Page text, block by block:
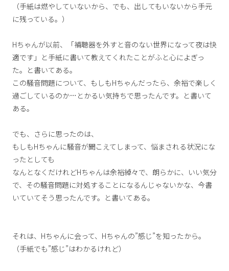
（手紙は燃やしていないから、でも、出してもいないから手元
に残っている。）
Hちゃんが以前、「補聴器を外すと音のない世界になって夜は快
適です」と手紙に書いて教えてくれたことがふと心によぎっ
た。と書いてある。
この騒音問題について、もしもHちゃんだったら、余裕で楽しく
過ごしているのか…とかるい気持ちで思ったんです。と書いて
ある。
でも、さらに思ったのは、
もしもHちゃんに騒音が聞こえてしまって、悩まされる状況にな
ったとしても
なんとなくだけれどHちゃんは余裕綽々で、朗らかに、いい気分
で、その騒音問題に対処することになるんじゃないかな、今書
いていてそう思ったんです。と書いてある。
それは、Hちゃんに会って、Hちゃんの”感じ”を知ったから。
（手紙でも”感じ”はわかるけれど）